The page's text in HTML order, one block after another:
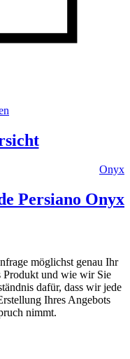
Onyx
Persiano Onyx
möglichst genau Ihr
Produkt und wie wir Sie
dafür, dass wir jede
Ihres Angebots
nimmt.